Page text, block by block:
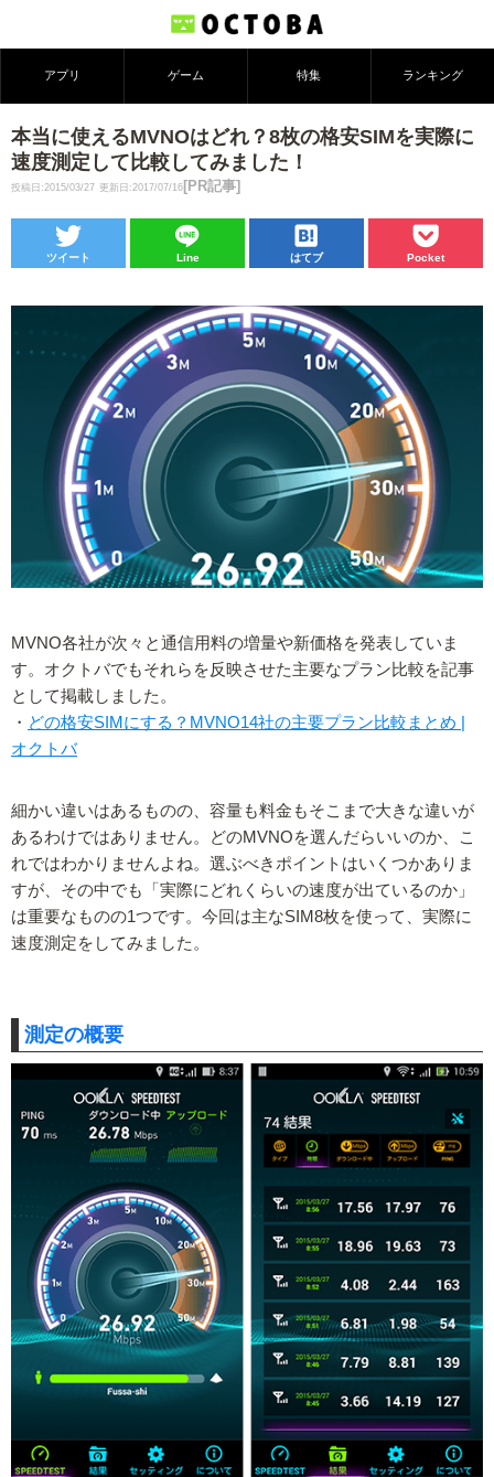
アプリ ゲーム 特集 ランキング
本当に使えるMVNOはどれ？8枚の格安SIMを実際に
速度測定して比較してみました！
投稿日:2015/03/27 更新日:2017/07/16 [PR記事]
ツイート Line はてブ Pocket
MVNO各社が次々と通信用料の増量や新価格を発表していま
す。オクトバでもそれらを反映させた主要なプラン比較を記事
として掲載しました。
・ どの格安SIMにする？MVNO14社の主要プラン比較まとめ |
オクトバ
細かい違いはあるものの、容量も料金もそこまで大きな違いが
あるわけではありません。どのMVNOを選んだらいいのか、こ
れではわかりませんよね。選ぶべきポイントはいくつかありま
すが、その中でも「実際にどれくらいの速度が出ているのか」
は重要なものの1つです。今回は主なSIM8枚を使って、実際に
速度測定をしてみました。
測定の概要